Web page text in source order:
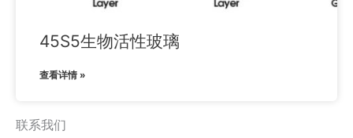
45S5生物活性玻璃
查看详情 »
联系我们